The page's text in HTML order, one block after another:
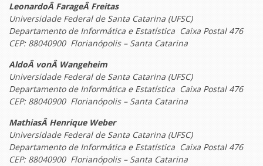
LeonardoÂ FarageÂ Freitas
Universidade Federal de Santa Catarina (UFSC)
Departamento de Informática e Estatística ­ Caixa Postal 476
CEP: 88040­900 Florianópolis – Santa Catarina
AldoÂ vonÂ Wangeheim
Universidade Federal de Santa Catarina (UFSC)
Departamento de Informática e Estatística ­ Caixa Postal 476
CEP: 88040­900 Florianópolis – Santa Catarina
MathiasÂ Henrique Weber
Universidade Federal de Santa Catarina (UFSC)
Departamento de Informática e Estatística ­ Caixa Postal 476
CEP: 88040­900 Florianópolis – Santa Catarina